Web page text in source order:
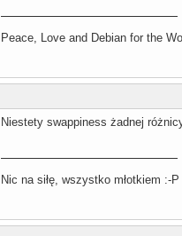
Peace, Love and Debian for the
Niestety swappiness żadnej
Nic na siłę, wszystko młotkiem :-P